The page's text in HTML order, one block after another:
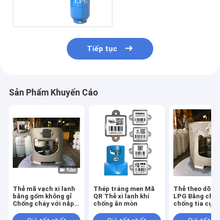
Tiếp tục
Sản Phẩm Khuyến Cáo
Thẻ mã vạch xi lanh
bằng gốm không gỉ
Chống cháy với nắp
Thép tráng men Mã
QR Thẻ xi lanh khí
chống ăn mòn
Thẻ theo dõi
LPG Bằng
chống tia cực
kháng nhiệt